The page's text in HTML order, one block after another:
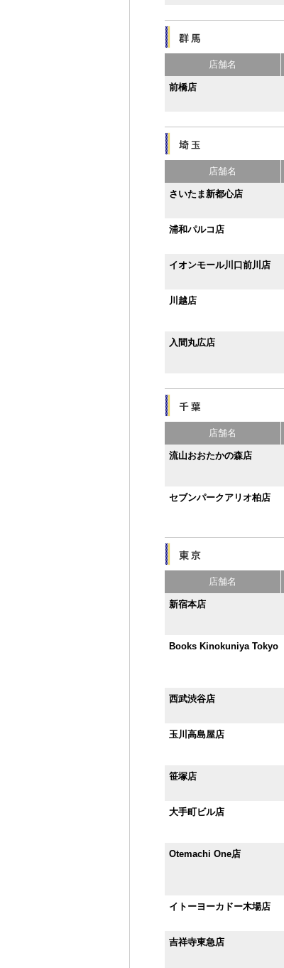
店舗名
前橋店
店舗名
さいたま新都心店
浦和パルコ店
イオンモール川口前川店
川越店
入間丸広店
店舗名
流山おおたかの森店
セブンパークアリオ柏店
店舗名
新宿本店
Books Kinokuniya Tokyo
西武渋谷店
玉川高島屋店
笹塚店
大手町ビル店
Otemachi One店
イトーヨーカドー木場店
吉祥寺東急店